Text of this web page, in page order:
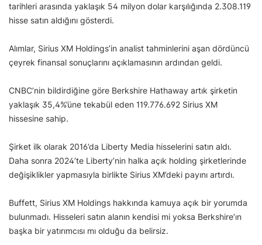
tarihleri arasında yaklaşık 54 milyon dolar karşılığında 2.308.119
hisse satın aldığını gösterdi.
Alımlar, Sirius XM Holdings’in analist tahminlerini aşan dördüncü
çeyrek finansal sonuçlarını açıklamasının ardından geldi.
CNBC’nin bildirdiğine göre Berkshire Hathaway artık şirketin
yaklaşık 35,4%’üne tekabül eden 119.776.692 Sirius XM
hissesine sahip.
Şirket ilk olarak 2016’da Liberty Media hisselerini satın aldı.
Daha sonra 2024’te Liberty’nin halka açık holding şirketlerinde
değişiklikler yapmasıyla birlikte Sirius XM’deki payını artırdı.
Buffett, Sirius XM Holdings hakkında kamuya açık bir yorumda
bulunmadı. Hisseleri satın alanın kendisi mi yoksa Berkshire’ın
başka bir yatırımcısı mı olduğu da belirsiz.